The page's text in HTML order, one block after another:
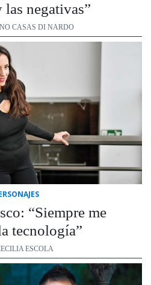
las negativas”
CASAS DI NARDO
“Siempre me
tecnología”
ESCOLA